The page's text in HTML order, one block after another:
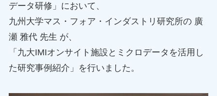
データ研修」において、
九州大学マス・フォア・インダストリ研究所の 廣
瀬 雅代 先生 が、
「九大IMIオンサイト施設とミクロデータを活用し
た研究事例紹介」を行いました。